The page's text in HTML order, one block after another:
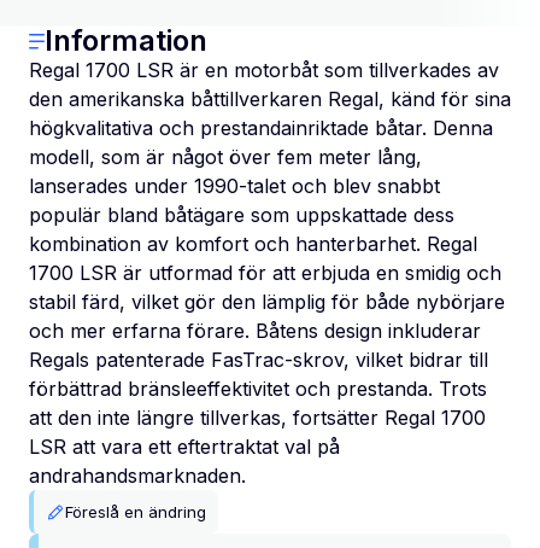
Information
Regal 1700 LSR är en motorbåt som tillverkades av
den amerikanska båttillverkaren Regal, känd för sina
högkvalitativa och prestandainriktade båtar. Denna
modell, som är något över fem meter lång,
lanserades under 1990-talet och blev snabbt
populär bland båtägare som uppskattade dess
kombination av komfort och hanterbarhet. Regal
1700 LSR är utformad för att erbjuda en smidig och
stabil färd, vilket gör den lämplig för både nybörjare
och mer erfarna förare. Båtens design inkluderar
Regals patenterade FasTrac-skrov, vilket bidrar till
förbättrad bränsleeffektivitet och prestanda. Trots
att den inte längre tillverkas, fortsätter Regal 1700
LSR att vara ett eftertraktat val på
andrahandsmarknaden.
Föreslå en ändring